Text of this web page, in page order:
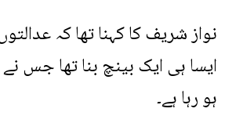
ایسا ہی ایک بینچ بنا تھا جس
ہو رہا ہے۔